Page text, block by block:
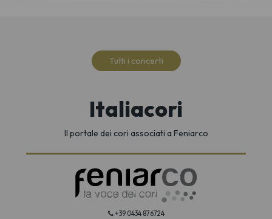
Tutti i concerti
Italiacori
Il portale dei cori associati a Feniarco
+39 0434 876724